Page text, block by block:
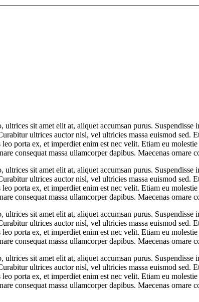
ultrices sit amet elit at, aliquet accumsan purus.
ultrices auctor nisl, vel ultricies massa euismod
porta ex, et imperdiet enim est nec velit. Etiam eu
consequat massa ullamcorper dapibus. Maecenas ornare
ultrices sit amet elit at, aliquet accumsan purus.
ultrices auctor nisl, vel ultricies massa euismod
porta ex, et imperdiet enim est nec velit. Etiam eu
consequat massa ullamcorper dapibus. Maecenas ornare
ultrices sit amet elit at, aliquet accumsan purus.
ultrices auctor nisl, vel ultricies massa euismod
porta ex, et imperdiet enim est nec velit. Etiam eu
consequat massa ullamcorper dapibus. Maecenas ornare
ultrices sit amet elit at, aliquet accumsan purus.
ultrices auctor nisl, vel ultricies massa euismod
porta ex, et imperdiet enim est nec velit. Etiam eu
consequat massa ullamcorper dapibus. Maecenas ornare